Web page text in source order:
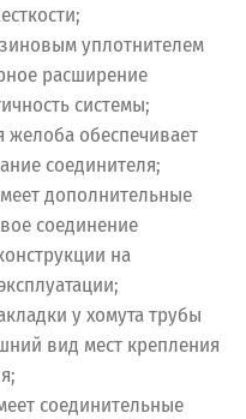
уплотнителем
расширение
системы;
желоба обеспечивает
соединителя;
дополнительные
соединение
на
у хомута трубы
вид мест крепления
соединительные